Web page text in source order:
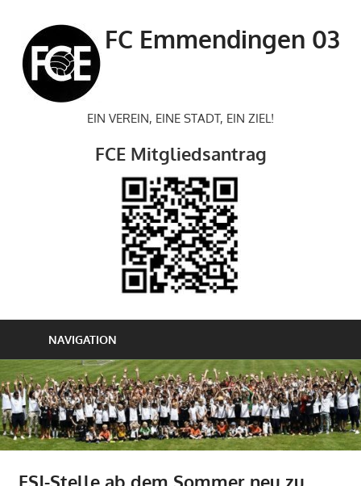
springen
FC Emmendingen 03
EIN VEREIN, EINE STADT, EIN ZIEL!
FCE Mitgliedsantrag
NAVIGATION
FSJ-Stelle ab dem Sommer neu zu